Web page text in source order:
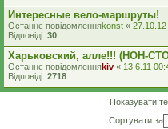
Интересные вело-маршруты!
Останнє повідомленняkonst «
Відповіді: 30
Харьковский, алле!!! (НОН-
Останнє повідомленняkiv « 13.6.11
Відповіді: 2718
Показувати
Сортувати за